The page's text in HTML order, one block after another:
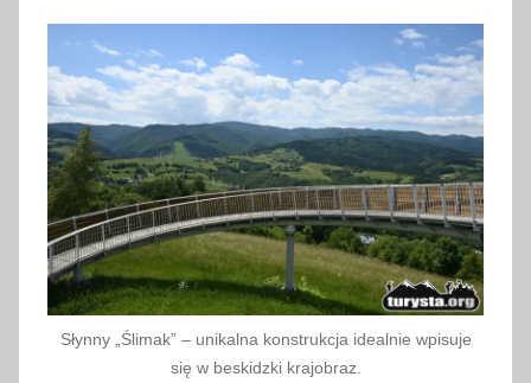
0
2
6
Słynny „Ślimak” – unikalna konstrukcja idealnie wpisuje
się w beskidzki krajobraz.